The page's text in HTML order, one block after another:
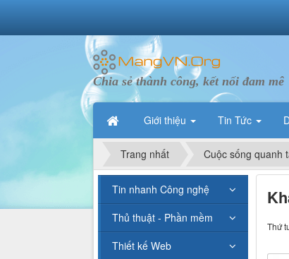
Chia sẻ thành công, kết nối đam mê
Giới thiệu Tin Tức
Trang nhất Cuộc sống quanh
Thứ
Tin nhanh Công nghệ
Thủ thuật - Phần mềm
Thiết kế Web